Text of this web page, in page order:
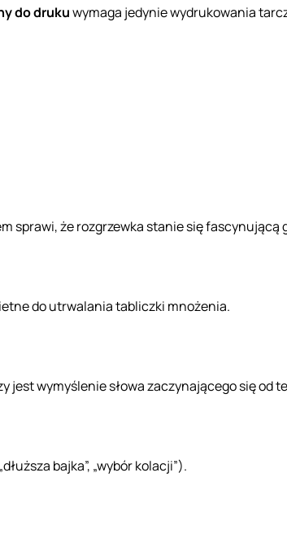
do drukuwymaga jedynie wydrukowania
sprawi, że rozgrzewka stanie się fascynującą
do utrwalania tabliczki mnożenia.
jest wymyślenie słowa zaczynającego się od
bajka”, „wybór kolacji”).